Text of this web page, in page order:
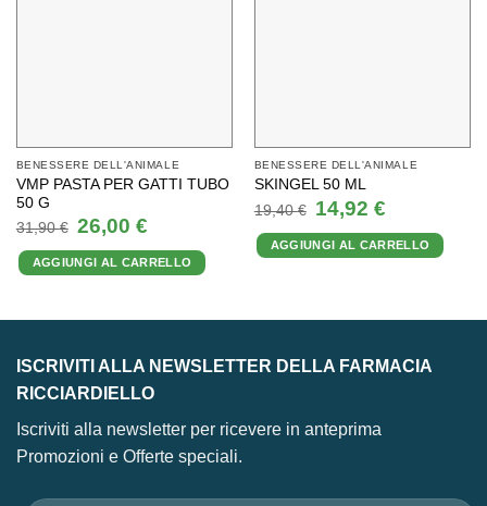
BENESSERE DELL'ANIMALE
VMP PASTA PER GATTI TUBO
50 G
31,90€
Il
prezzo
originale
era:
31,90 €.
26,00 €Il
prezzo
attuale
è:
26,00 €.
AGGIUNGI AL CARRELLO
BENESSERE DELL'ANIMALE
SKINGEL 50 ML
19,40€
Il
prezzo
originale
era:
19,40 €.
14,92 €Il
prezzo
attuale
è:
14,92 €.
AGGIUNGI AL CARRELLO
ISCRIVITI ALLA NEWSLETTER DELLA FARMACIA
RICCIARDIELLO
Iscriviti alla newsletter per ricevere in anteprima
Promozioni e Offerte speciali.